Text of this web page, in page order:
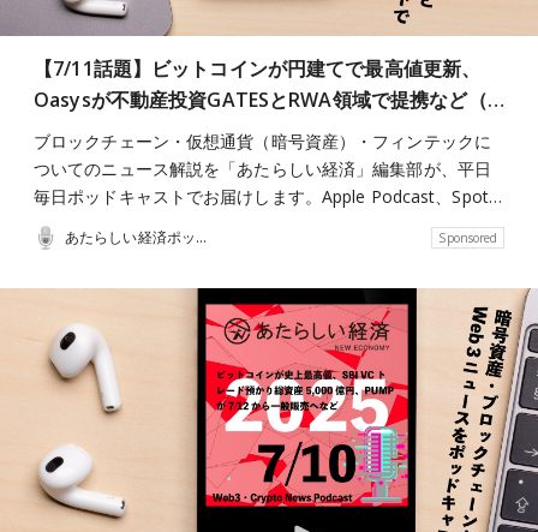
【7/11話題】ビットコインが円建てで最高値更新、
Oasysが不動産投資GATESとRWA領域で提携など（…
ブロックチェーン・仮想通貨（暗号資産）・フィンテックに
ついてのニュース解説を「あたらしい経済」編集部が、平日
毎日ポッドキャストでお届けします。Apple Podcast、Spot…
あたらしい経済ポッドキャスト Sponsored